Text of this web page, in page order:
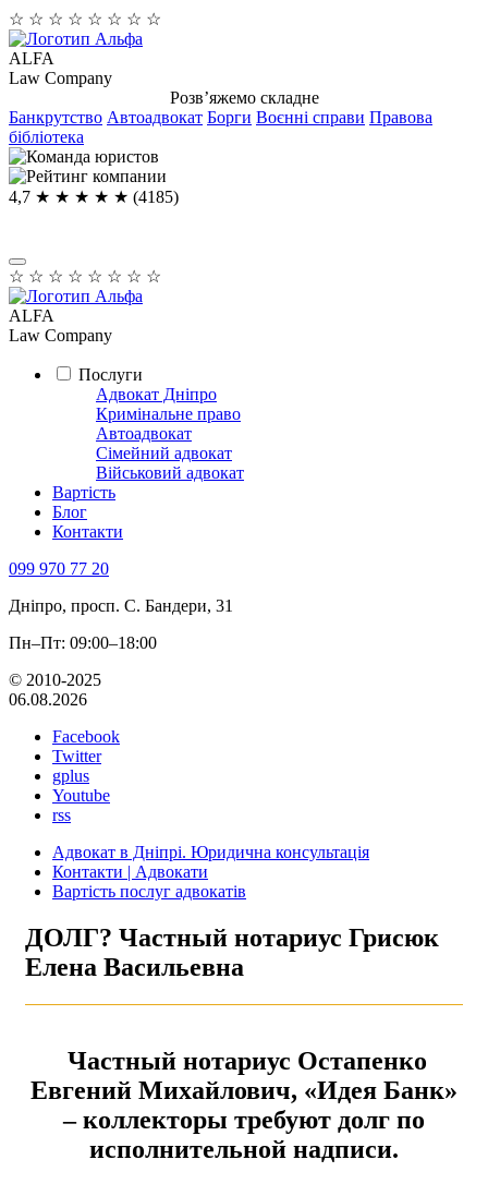
☆ ☆ ☆ ☆ ☆ ☆ ☆ ☆
ALFA
Law Company
Розв’яжемо складне
Банкрутство Автоадвокат Борги Воєнні справи Правова
бібліотека
4,7 ★ ★ ★ ★ ★ (4185)
☆ ☆ ☆ ☆ ☆ ☆ ☆ ☆
ALFA
Law Company
Послуги
Адвокат Дніпро
Кримінальне право
Автоадвокат
Сімейний адвокат
Військовий адвокат
Вартість
Блог
Контакти
099 970 77 20
Дніпро, просп. С. Бандери, 31
Пн–Пт: 09:00–18:00
© 2010-2025
06.08.2026
Facebook
Twitter
gplus
Youtube
rss
Адвокат в Дніпрі. Юридична консультація
Контакти | Адвокати
Вартість послуг адвокатів
ДОЛГ? Частный нотариус Грисюк
Елена Васильевна
Частный нотариус Остапенко
Евгений Михайлович, «Идея Банк»
– коллекторы требуют долг по
исполнительной надписи.